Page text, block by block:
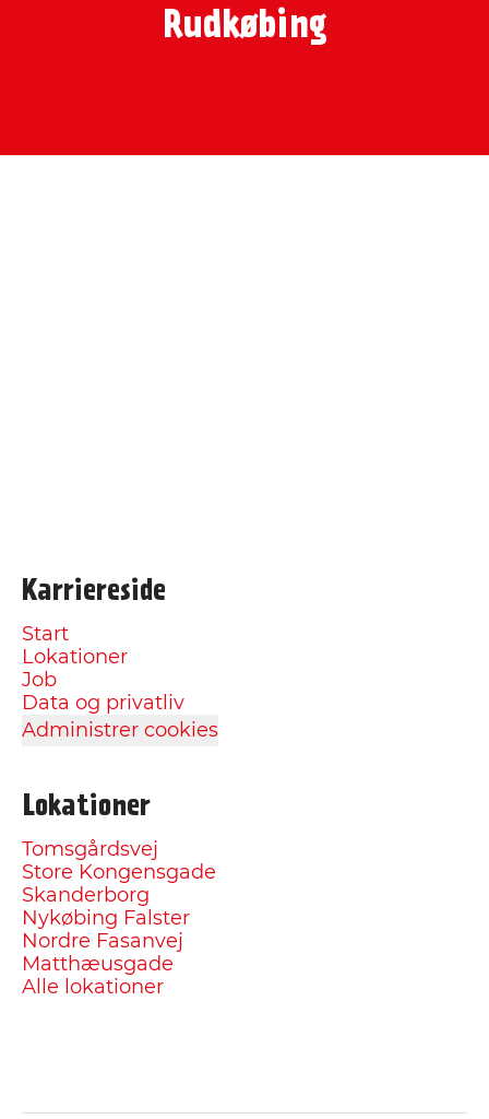
Rudkøbing
Karriereside
Start
Lokationer
Job
Data og privatliv
Administrer cookies
Lokationer
Tomsgårdsvej
Store Kongensgade
Skanderborg
Nykøbing Falster
Nordre Fasanvej
Matthæusgade
Alle lokationer